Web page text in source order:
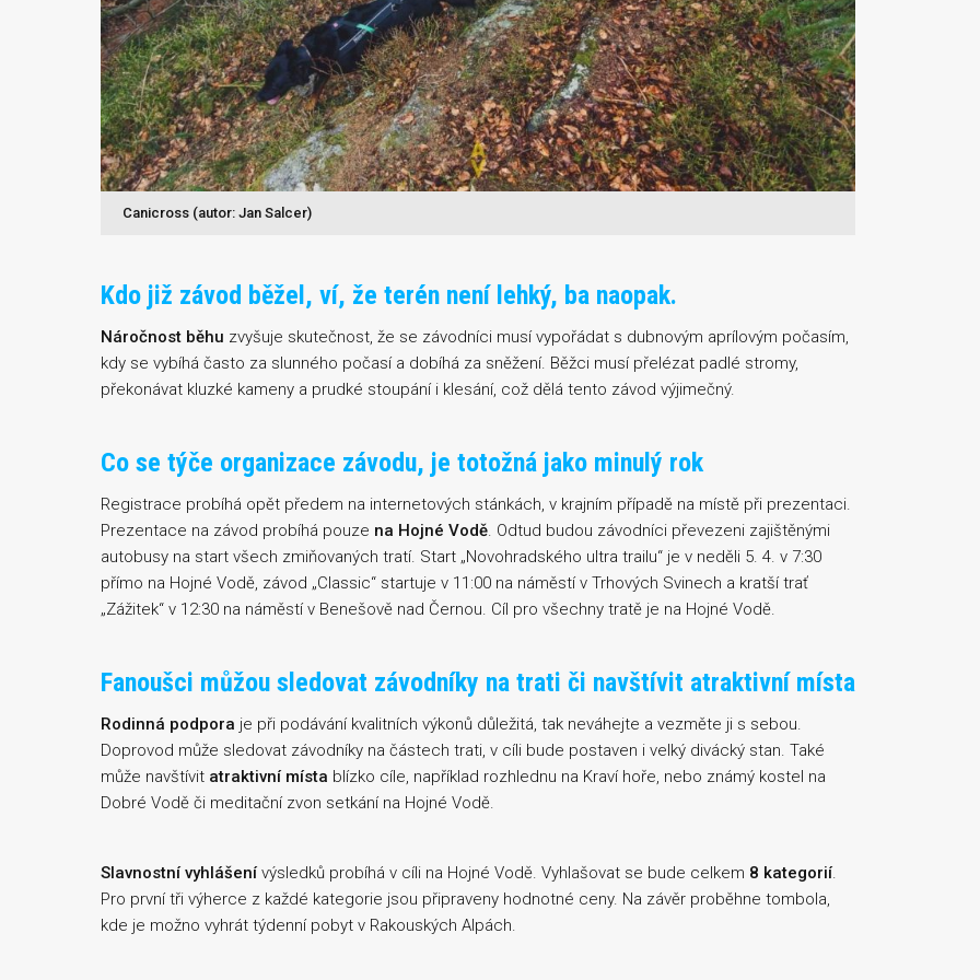
Canicross (autor: Jan Salcer)
Kdo již závod běžel, ví, že terén není lehký, ba naopak.
Náročnost běhu zvyšuje skutečnost, že se závodníci musí vypořádat s dubnovým aprílovým počasím,
kdy se vybíhá často za slunného počasí a dobíhá za sněžení. Běžci musí přelézat padlé stromy,
překonávat kluzké kameny a prudké stoupání i klesání, což dělá tento závod výjimečný.
Co se týče organizace závodu, je totožná jako minulý rok
Registrace probíhá opět předem na internetových stánkách, v krajním případě na místě při prezentaci.
Prezentace na závod probíhá pouze na Hojné Vodě. Odtud budou závodníci převezeni zajištěnými
autobusy na start všech zmiňovaných tratí. Start „Novohradského ultra trailu“ je v neděli 5. 4. v 7:30
přímo na Hojné Vodě, závod „Classic“ startuje v 11:00 na náměstí v Trhových Svinech a kratší trať
„Zážitek“ v 12:30 na náměstí v Benešově nad Černou. Cíl pro všechny tratě je na Hojné Vodě.
Fanoušci můžou sledovat závodníky na trati či navštívit atraktivní místa
Rodinná podpora je při podávání kvalitních výkonů důležitá, tak neváhejte a vezměte ji s sebou.
Doprovod může sledovat závodníky na částech trati, v cíli bude postaven i velký divácký stan. Také
může navštívit atraktivní místa blízko cíle, například rozhlednu na Kraví hoře, nebo známý kostel na
Dobré Vodě či meditační zvon setkání na Hojné Vodě.
Slavnostní vyhlášení výsledků probíhá v cíli na Hojné Vodě. Vyhlašovat se bude celkem 8 kategorií.
Pro první tři výherce z každé kategorie jsou připraveny hodnotné ceny. Na závěr proběhne tombola,
kde je možno vyhrát týdenní pobyt v Rakouských Alpách.